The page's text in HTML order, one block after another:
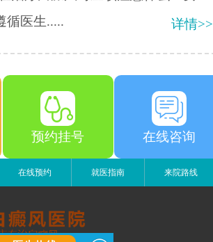
循医生.....
详情>>
预约挂号 在线咨询
在线预约 就医指南 来院路线